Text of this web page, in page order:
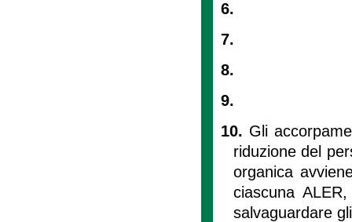
6.
7.
8.
9.
10. Gli
riduzione del
organica
ciascuna
salvaguardare